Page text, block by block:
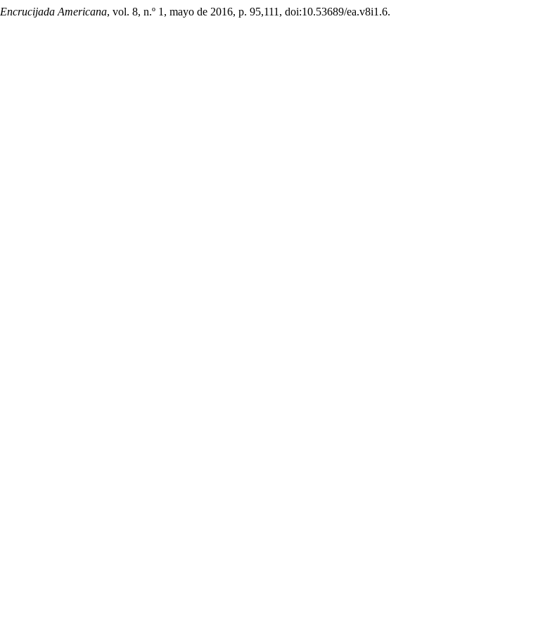
Encrucijada Americana, vol. 8, n.º 1, mayo de 2016, p. 95,111, doi:10.53689/ea.v8i1.6.